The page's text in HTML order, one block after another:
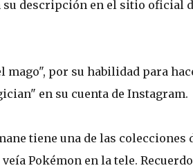
su descripción en el sitio oficial
mago", por su habilidad para
en su cuenta de Instagram.
tiene una de las colecciones
Pokémon en la tele.